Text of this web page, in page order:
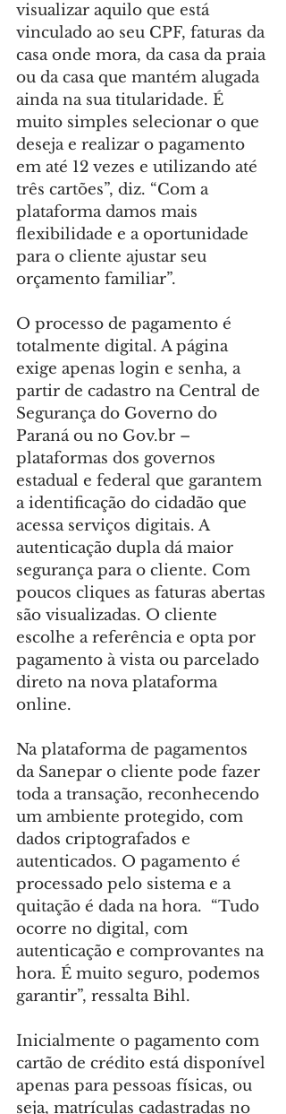
visualizar aquilo que está
vinculado ao seu CPF, faturas da
casa onde mora, da casa da praia
ou da casa que mantém alugada
ainda na sua titularidade. É
muito simples selecionar o que
deseja e realizar o pagamento
em até 12 vezes e utilizando até
três cartões”, diz. “Com a
plataforma damos mais
flexibilidade e a oportunidade
para o cliente ajustar seu
orçamento familiar”.
O processo de pagamento é
totalmente digital. A página
exige apenas login e senha, a
partir de cadastro na Central de
Segurança do Governo do
Paraná ou no Gov.br –
plataformas dos governos
estadual e federal que garantem
a identificação do cidadão que
acessa serviços digitais. A
autenticação dupla dá maior
segurança para o cliente. Com
poucos cliques as faturas abertas
são visualizadas. O cliente
escolhe a referência e opta por
pagamento à vista ou parcelado
direto na nova plataforma
online.
Na plataforma de pagamentos
da Sanepar o cliente pode fazer
toda a transação, reconhecendo
um ambiente protegido, com
dados criptografados e
autenticados. O pagamento é
processado pelo sistema e a
quitação é dada na hora.  “Tudo
ocorre no digital, com
autenticação e comprovantes na
hora. É muito seguro, podemos
garantir”, ressalta Bihl.
Inicialmente o pagamento com
cartão de crédito está disponível
apenas para pessoas físicas, ou
seja, matrículas cadastradas no